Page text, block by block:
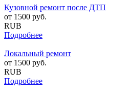
Кузовной ремонт после ДТП
от 1500 руб.
RUB
Подробнее
Локальный ремонт
от 1500 руб.
RUB
Подробнее